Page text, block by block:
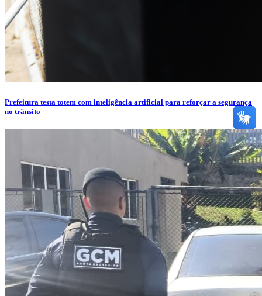
Prefeitura testa totem com inteligência artificial para reforçar a segurança
no trânsito